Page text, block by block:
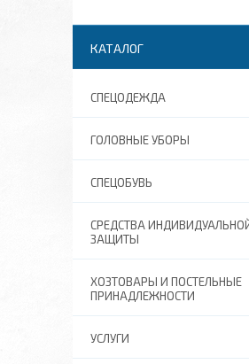
КАТАЛОГ
СПЕЦОДЕЖДА
ГОЛОВНЫЕ УБОРЫ
СПЕЦОБУВЬ
СРЕДСТВА
ЗАЩИТЫ
ХОЗТОВАРЫ И ПОСТЕЛЬНЫЕ
ПРИНАДЛЕЖНОСТИ
УСЛУГИ